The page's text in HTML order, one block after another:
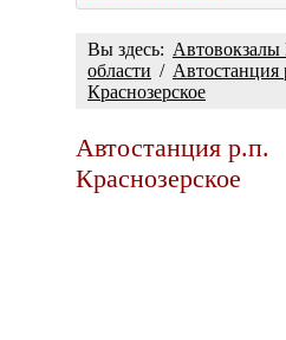
Вы здесь: Автовокзалы
области / Автостанция
Краснозерское
Автостанция р.п.
Краснозерское